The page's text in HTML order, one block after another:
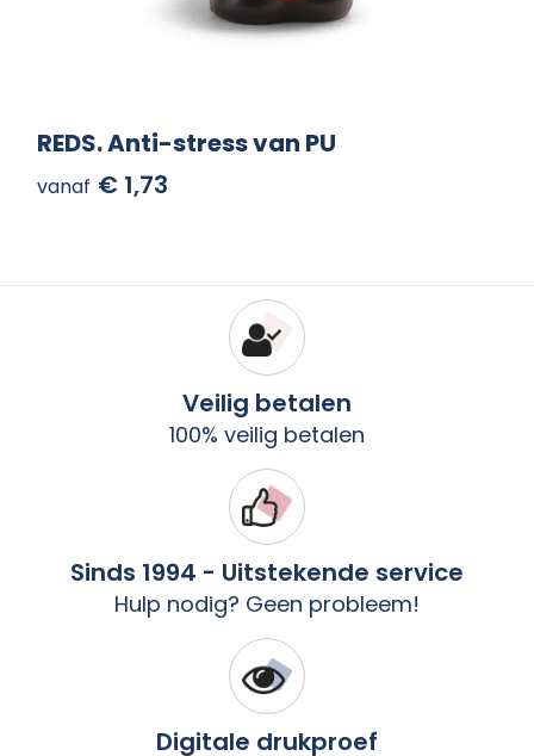
REDS. Anti-stress van PU
vanaf € 1,73
Veilig betalen
100% veilig betalen
Sinds 1994 - Uitstekende service
Hulp nodig? Geen probleem!
Digitale drukproef